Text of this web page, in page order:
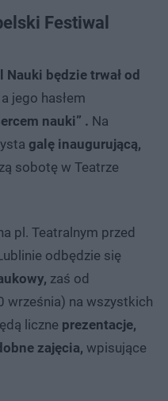
Festiwal
będzie trwał od
a jego hasłem
nauki” . Na
galę inaugurującą,
sobotę w Teatrze
pl. Teatralnym przed
odbędzie się
zaś od
września) na wszystkich
liczne prezentacje,
zajęcia, wpisujące